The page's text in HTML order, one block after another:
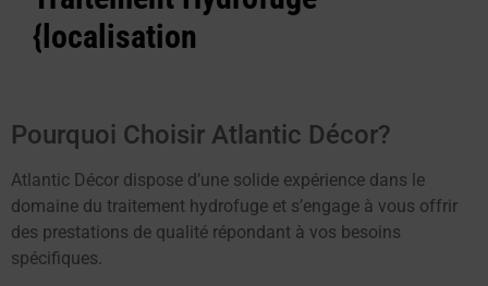
{localisation
Pourquoi Choisir Atlantic Décor?
Atlantic Décor dispose d’une solide expérience dans le
domaine du traitement hydrofuge et s’engage à vous offrir
des prestations de qualité répondant à vos besoins
spécifiques.